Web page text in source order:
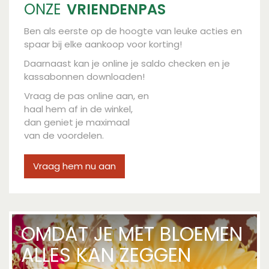
ONZE VRIENDENPAS
Ben als eerste op de hoogte van leuke acties en
spaar bij elke aankoop voor korting!
Daarnaast kan je online je saldo checken en je
kassabonnen downloaden!
Vraag de pas online aan, en
haal hem af in de winkel,
dan geniet je maximaal
van de voordelen.
Vraag hem nu aan
OMDAT JE MET BLOEMEN
ALLES KAN ZEGGEN